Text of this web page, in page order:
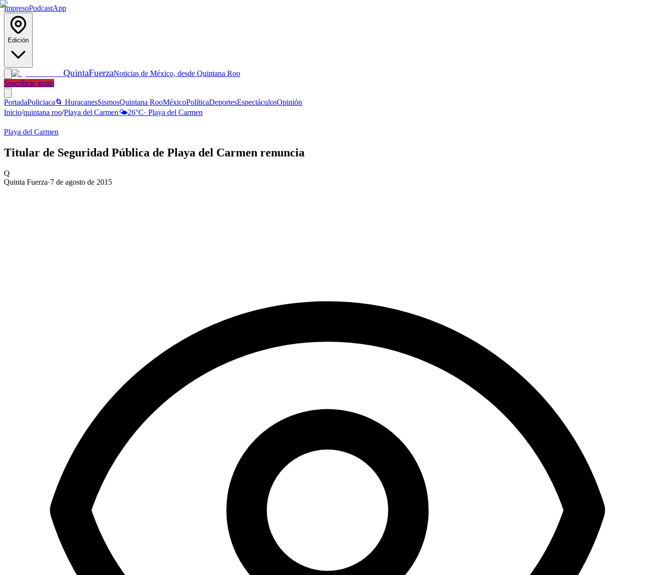
ImpresoPodcastApp
Edición
QuintaFuerzaNoticias de México, desde Quintana Roo
Suscríbete gratis
PortadaPoliciaca 🌀 HuracanesSismosQuintana RooMéxicoPolíticaDeportesEspectáculosOpinión
Inicio/quintana roo/Playa del Carmen🌤️26°C· Playa del Carmen
Playa del Carmen
Titular de Seguridad Pública de Playa del Carmen renuncia
Q
Quinta Fuerza·7 de agosto de 2015